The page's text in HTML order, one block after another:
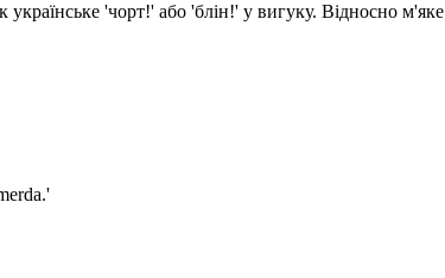
'чорт!' або 'блін!' у вигуку. Відносно